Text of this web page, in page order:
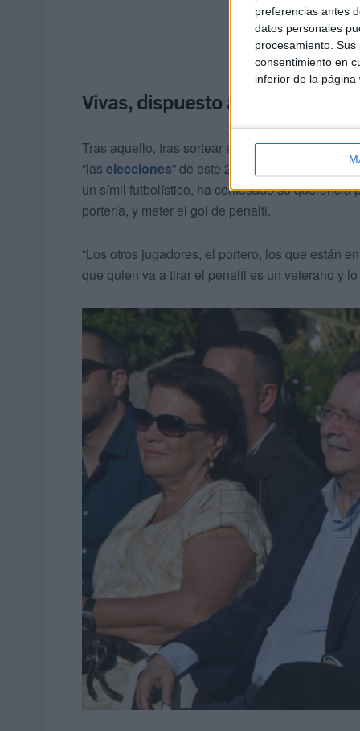
preferencias antes
datos personales
procesamiento.
consentimiento en
inferior de la página
Vivas, dispuesto a marcar el gol
Tras aquello, tras sortear esa auténtica
“las elecciones” de este 28 de mayo con “más
un símil futbolístico, ha confesado su
portería, y meter el gol de penalti.
“Los otros jugadores, el portero, los que están
que quien va a tirar el penalti es un veterano y lo